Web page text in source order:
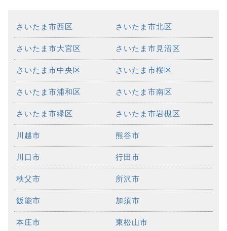
さいたま市西区 さいたま市北区
さいたま市大宮区 さいたま市見沼区
さいたま市中央区 さいたま市桜区
さいたま市浦和区 さいたま市南区
さいたま市緑区 さいたま市岩槻区
川越市 熊谷市
川口市 行田市
秩父市 所沢市
飯能市 加須市
本庄市 東松山市